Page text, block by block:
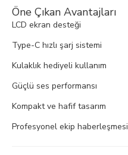
Öne Çıkan Avantajları
LCD ekran desteği
Type-C hızlı şarj sistemi
Kulaklık hediyeli kullanım
Güçlü ses performansı
Kompakt ve hafif tasarım
Profesyonel ekip haberleşmesi